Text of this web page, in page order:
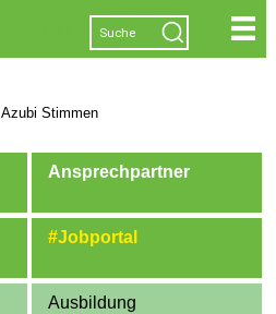
Azubi Stimmen
Ansprechpartner
#Jobportal
Ausbildung